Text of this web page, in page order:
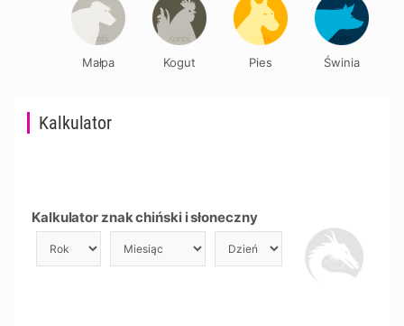
Kalkulator
Kalkulator znak chiński i słoneczny
Małpa Kogut Pies Świnia